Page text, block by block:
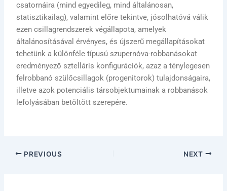
csatornáira (mind egyedileg, mind általánosan,
statisztikailag), valamint előre tekintve, jósolhatóvá válik
ezen csillagrendszerek végállapota, amelyek
általánosításával érvényes, és újszerű megállapításokat
tehetünk a különféle típusú szupernóva-robbanásokat
eredményező sztelláris konfigurációk, azaz a ténylegesen
felrobbanó szülőcsillagok (progenitorok) tulajdonságaira,
illetve azok potenciális társobjektumainak a robbanások
lefolyásában betöltött szerepére.
PREVIOUS NEXT